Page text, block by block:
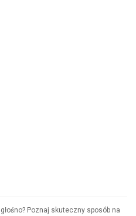
Poznaj skuteczny sposób na